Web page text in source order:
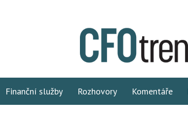
Finanční služby Rozhovory Komentáře